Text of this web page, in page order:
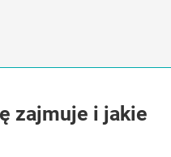
zajmuje i jakie